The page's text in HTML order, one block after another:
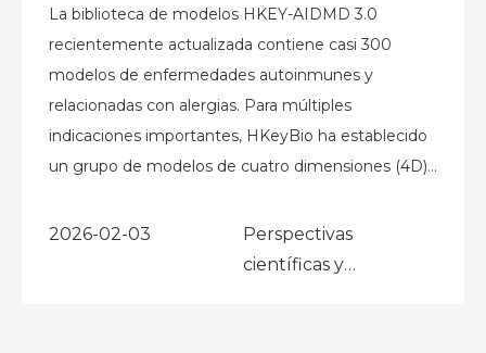
La biblioteca de modelos HKEY-AIDMD 3.0
recientemente actualizada contiene casi 300
modelos de enfermedades autoinmunes y
relacionadas con alergias. Para múltiples
indicaciones importantes, HKeyBio ha establecido
un grupo de modelos de cuatro dimensiones (4D)
proporcionando una plataforma de selección de
modelos basada en mecanismos para la
2026-02-03
Perspectivas
científicas y